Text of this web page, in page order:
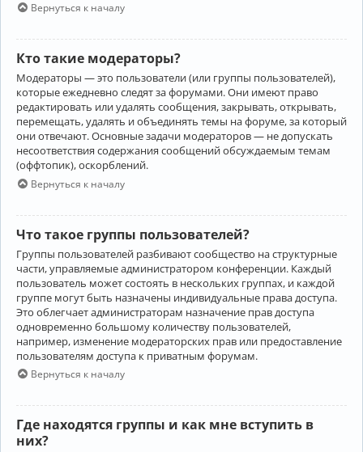
Вернуться к началу
Кто такие модераторы?
Модераторы — это пользователи (или группы пользователей),
которые ежедневно следят за форумами. Они имеют право
редактировать или удалять сообщения, закрывать, открывать,
перемещать, удалять и объединять темы на форуме, за который
они отвечают. Основные задачи модераторов — не допускать
несоответствия содержания сообщений обсуждаемым темам
(оффтопик), оскорблений.
Вернуться к началу
Что такое группы пользователей?
Группы пользователей разбивают сообщество на структурные
части, управляемые администратором конференции. Каждый
пользователь может состоять в нескольких группах, и каждой
группе могут быть назначены индивидуальные права доступа.
Это облегчает администраторам назначение прав доступа
одновременно большому количеству пользователей,
например, изменение модераторских прав или предоставление
пользователям доступа к приватным форумам.
Вернуться к началу
Где находятся группы и как мне вступить в
них?